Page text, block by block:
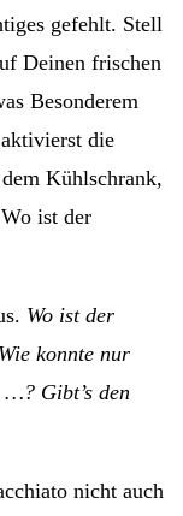
gefehlt. Stell
Deinen frischen
Besonderem
die
Kühlschrank,
ist der
Wo ist der
konnte nur
Gibt’s den
nicht auch